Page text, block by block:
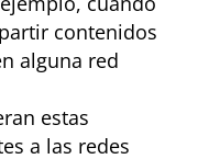
contenidos
alguna red
estas
a las redes